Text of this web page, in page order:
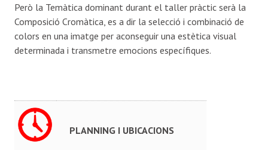
Però la Temàtica dominant durant el taller pràctic serà la
Composició Cromàtica, es a dir la selecció i combinació de
colors en una imatge per aconseguir una estètica visual
determinada i transmetre emocions específiques.
PLANNING I UBICACIONS